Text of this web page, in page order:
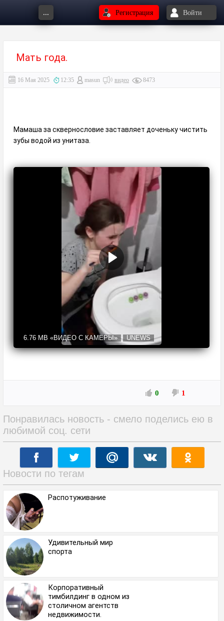
... Регистрация Войти
Мать года.
16 Мая 2025 12:35 masun видео 8473
Мамаша за сквернословие заставляет доченьку чистить
зубы водой из унитаза.
6.76 MB «ВИДЕО С КАМЕРЫ» UNEWS
0 1
Понравилась новость - смело поделись ею в
любимой соц. сети
Новости по тегам
Распотуживание
Удивительный мир
спорта
Корпоративный
тимбилдинг в одном из
столичном агентств
недвижимости.